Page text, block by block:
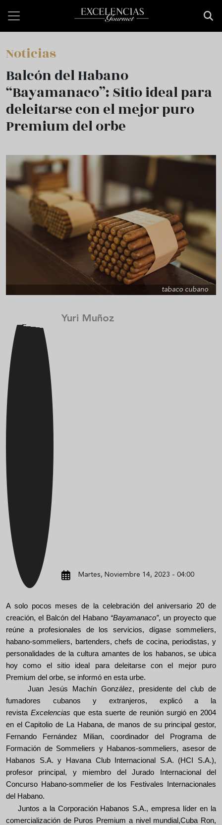
Noticias
Balcón del Habano
“Bayamanaco”: Sitio ideal para
deleitarse con el mejor puro
Premium del orbe
tabaco cubano
Yuri Muñoz
Martes, Noviembre 14, 2023 - 04:00
A solo pocos meses de la celebración del aniversario 20 de
creación, e
Balcón del Habano “Bayamanaco”, un proyecto que
reúne a profesionales de los servicios, dígase sommeliers,
habano-sommeliers, bartenders, chefs de cocina, periodistas, y
personalidades de la cultura amantes de los habanos, se ubica
hoy como
el sitio ideal para deleitarse con el mejor puro
Premium del orbe, se informó en esta urbe.
Juan Jesús Machín González, presidente de l club de
fumadores cubanos y extranjeros, explicó a la
revista Excelencias que esta suerte de reunión surgió en 2004
en el Capitolio de La Habana, de manos de su principal gestor,
Fernando Fernández Milian,
coordinador del Programa de
Formación de Sommeliers y Habanos-sommeliers, asesor de
Habanos S.A. y Havana Club Internacional S.A. (HCI S.A.),
profesor principal,
y miembro del Jurado Internacional del
Concurso Habano-sommelier de los Festivales Internacionales
del Habano.
Juntos a la Corporación Habanos S.A., empresa líder en la
comercialización de Puros Premium a nivel mundial,Cuba Ron,